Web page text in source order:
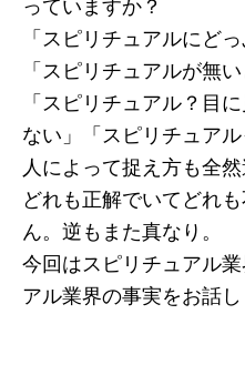
っていますか？
「スピリチュアルにど
「スピリチュアルが無
「スピリチュアル？目
ない」「スピリチュア
人によって捉え方も全然
どれも正解でいてどれ
ん。逆もまた真なり。
今回はスピリチュアル
アル業界の事実をお話し